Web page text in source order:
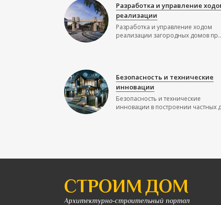
Разработка и управление
реализации
Разработка и управление ходом
реализации загородных домов
Безопасность и технические
инновации
Безопасность и технические
инновации в построении частных
СТРОИМ ДОМ
Архитектурно-строительный портал